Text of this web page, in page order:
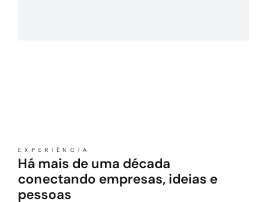
EXPERIÊNCIA
Há mais de uma década
conectando empresas, ideias e
pessoas